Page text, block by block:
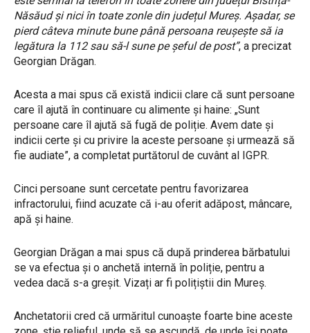
Năsăud și nici în toate zonle din județul Mureș. Așadar, se
pierd câteva minute bune până persoana reușește să ia
legătura la 112 sau să-l sune pe șeful de post”, a precizat
Georgian Drăgan.
Acesta a mai spus că există indicii clare că sunt persoane
care îl ajută în continuare cu alimente și haine: „Sunt
persoane care îl ajută să fugă de poliție. Avem date și
indicii certe și cu privire la aceste persoane și urmează să
fie audiate”, a completat purtătorul de cuvânt al IGPR.
Cinci persoane sunt cercetate pentru favorizarea
infractorului, fiind acuzate că i-au oferit adăpost, mâncare,
apă și haine.
Georgian Drăgan a mai spus că după prinderea bărbatului
se va efectua și o anchetă internă în poliție, pentru a
vedea dacă s-a greșit. Vizați ar fi polițiștii din Mureș.
Anchetatorii cred că urmăritul cunoaște foarte bine aceste